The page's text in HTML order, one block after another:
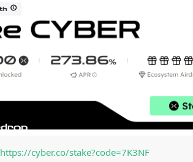
https://cyber.co/stake?code=7K3NF